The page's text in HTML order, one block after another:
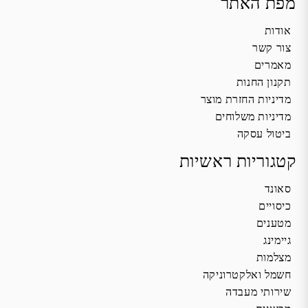
אודות
צור קשר
מאמרים
תקנון החנות
מדיניות החזרת מוצר
מדיניות משלוחים
ביטול עסקה
קטגוריות ראשיות
סאונד
כיסויים
מטענים
גיימינג
מצלמות
חשמל ואלקטרוניקה
שירותי מעבדה